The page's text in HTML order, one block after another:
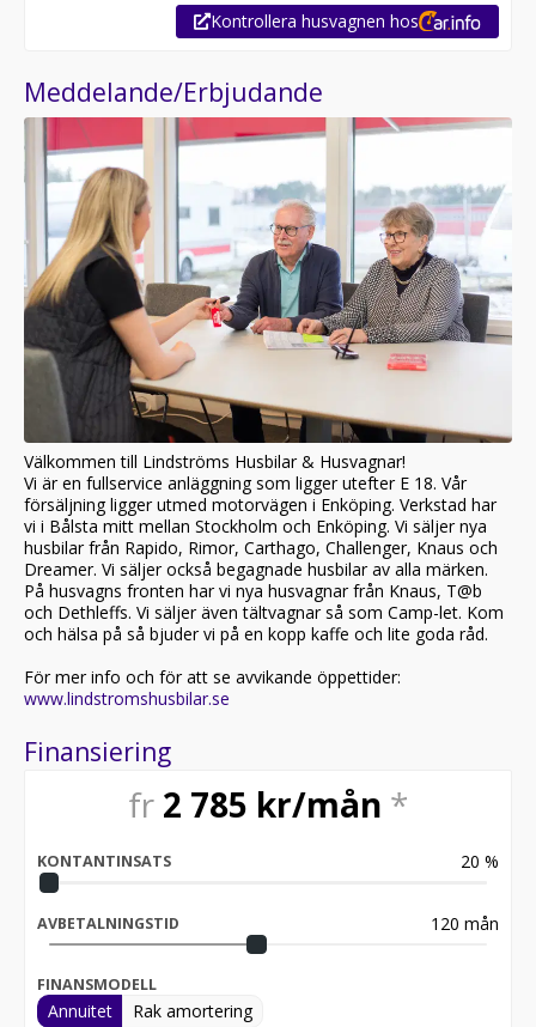
Kontrollera husvagnen hos
Meddelande/Erbjudande
Välkommen till Lindströms Husbilar & Husvagnar!
Vi är en fullservice anläggning som ligger utefter E 18. Vår
försäljning ligger utmed motorvägen i Enköping. Verkstad har
vi i Bålsta mitt mellan Stockholm och Enköping. Vi säljer nya
husbilar från Rapido, Rimor, Carthago, Challenger, Knaus och
Dreamer. Vi säljer också begagnade husbilar av alla märken.
På husvagns fronten har vi nya husvagnar från Knaus, T@b
och Dethleffs. Vi säljer även tältvagnar så som Camp-let. Kom
och hälsa på så bjuder vi på en kopp kaffe och lite goda råd.
För mer info och för att se avvikande öppettider:
www.lindstromshusbilar.se
Finansiering
fr 2 785 kr/mån *
KONTANTINSATS 20 %
AVBETALNINGSTID 120 mån
FINANSMODELL
Annuitet Rak amortering